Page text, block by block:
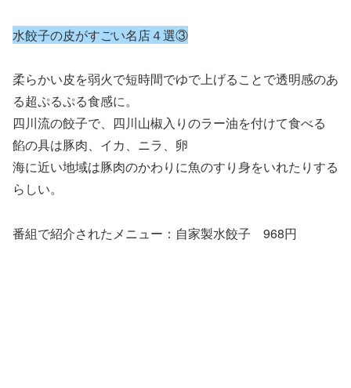
水餃子の皮がすごい名店４選③
柔らかい皮を弱火で短時間でゆで上げることで透明感のあ
る超ぷるぷる食感に。
四川流の餃子で、四川山椒入りのラー油を付けて食べる
餡の具は豚肉、イカ、ニラ、卵
海に近い地域は豚肉のかわりに魚のすり身をいれたりする
らしい。
番組で紹介されたメニュー：自家製水餃子 968円